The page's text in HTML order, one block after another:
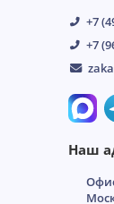
+7
+7
Наш